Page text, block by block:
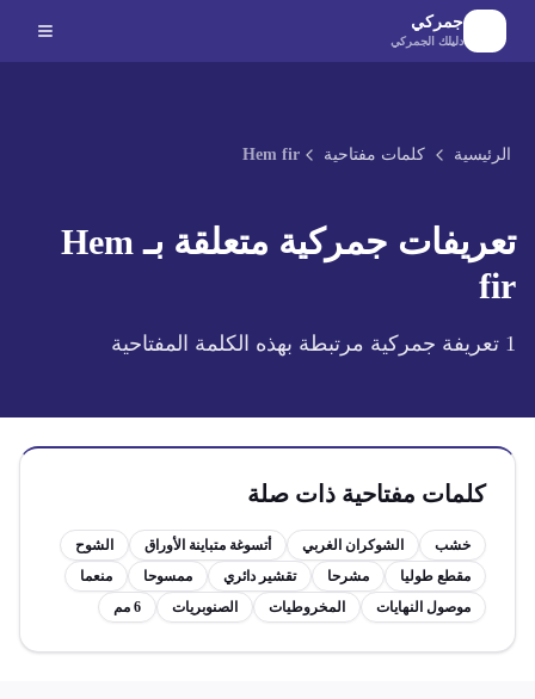
الانتقال إلى المحتوى الرئيسي
جمركي
دليلك الجمركي
الرئيسية كلمات مفتاحية Hem fir
تعريفات جمركية متعلقة بـ Hem
fir
1 تعريفة جمركية مرتبطة بهذه الكلمة المفتاحية
كلمات مفتاحية ذات صلة
خشب الشوكران الغربي أتسوغة متباينة الأوراق
الشوح
مقطع طوليا
مشرحا تقشير دائري ممسوحا
منعما
موصول النهايات
المخروطيات الصنوبريات 6 مم